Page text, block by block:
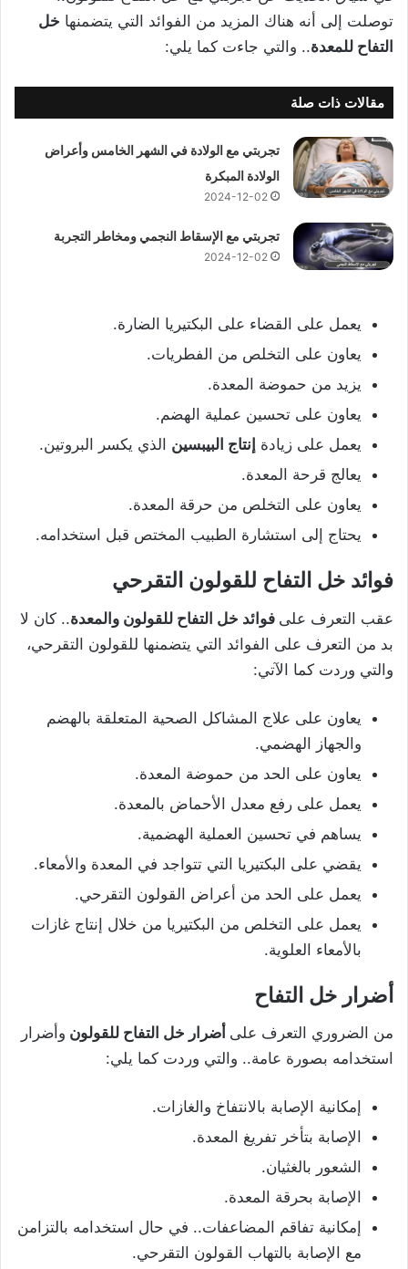
توصلت إلى أنه هناك المزيد من الفوائد التي يتضمنها خل
التفاح للمعدة.. والتي جاءت كما يلي:
مقالات ذات صلة
تجربتي مع الولادة في الشهر الخامس وأعراض
الولادة المبكرة
2024-12-02
تجربتي مع الإسقاط النجمي ومخاطر التجربة
2024-12-02
يعمل على القضاء على البكتيريا الضارة.
يعاون على التخلص من الفطريات.
يزيد من حموضة المعدة.
يعاون على تحسين عملية الهضم.
يعمل على زيادة إنتاج البيبسين الذي يكسر البروتين.
يعالج قرحة المعدة.
يعاون على التخلص من حرقة المعدة.
يحتاج إلى استشارة الطبيب المختص قبل استخدامه.
فوائد خل التفاح للقولون التقرحي
عقب التعرف على فوائد خل التفاح للقولون والمعدة.. كان لا
بد من التعرف على الفوائد التي يتضمنها للقولون التقرحي،
والتي وردت كما الآتي:
يعاون على علاج المشاكل الصحية المتعلقة بالهضم
والجهاز الهضمي.
يعاون على الحد من حموضة المعدة.
يعمل على رفع معدل الأحماض بالمعدة.
يساهم في تحسين العملية الهضمية.
يقضي على البكتيريا التي تتواجد في المعدة والأمعاء.
يعمل على الحد من أعراض القولون التقرحي.
يعمل على التخلص من البكتيريا من خلال إنتاج غازات
بالأمعاء العلوية.
أضرار خل التفاح
من الضروري التعرف على أضرار خل التفاح للقولون وأضرار
استخدامه بصورة عامة.. والتي وردت كما يلي:
إمكانية الإصابة بالانتفاخ والغازات.
الإصابة بتأخر تفريغ المعدة.
الشعور بالغثيان.
الإصابة بحرقة المعدة.
إمكانية تفاقم المضاعفات.. في حال استخدامه بالتزامن
مع الإصابة بالتهاب القولون التقرحي.